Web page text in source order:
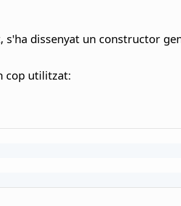
dissenyat un constructor
cop utilitzat: